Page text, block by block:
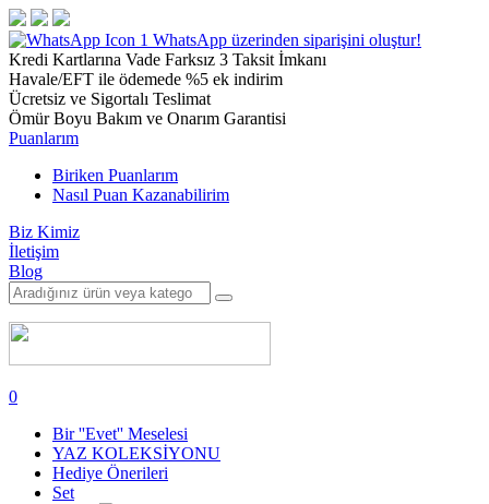
1 WhatsApp üzerinden siparişini oluştur!
Kredi Kartlarına Vade Farksız 3 Taksit İmkanı
Havale/EFT ile ödemede %5 ek indirim
Ücretsiz ve Sigortalı Teslimat
Ömür Boyu Bakım ve Onarım Garantisi
Puanlarım
Biriken Puanlarım
Nasıl Puan Kazanabilirim
Biz Kimiz
İletişim
Blog
0
Bir ''Evet'' Meselesi
YAZ KOLEKSİYONU
Hediye Önerileri
Set